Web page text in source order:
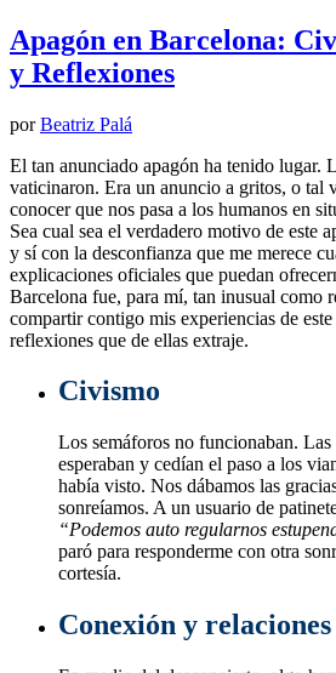
Apagón en Barcelona:
y Reflexiones
porBeatriz Palá
El tan anunciado apagón ha tenido lugar.
vaticinaron. Era un anuncio a gritos, o tal
conocer que nos pasa a los humanos en
Sea cual sea el verdadero motivo de este
y sí con la desconfianza que me merece
explicaciones oficiales que puedan
Barcelona fue, para mí, tan inusual como
compartir contigo mis experiencias de
reflexiones que de ellas extraje.
Civismo
Los semáforos no funcionaban. Las
esperaban y cedían el paso a los
había visto. Nos dábamos las
sonreíamos. A un usuario de
“Podemos auto regularnos
paró para responderme con otra
cortesía.
Conexión y relaciones